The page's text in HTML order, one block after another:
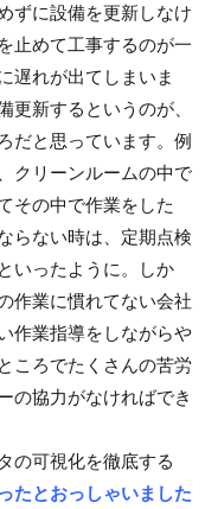
ずに設備を更新しなけ
止めて工事するのが一
遅れが出てしまいま
更新するというのが、
だと思っています。例
クリーンルームの中で
その中で作業をした
らない時は、定期点検
いったように。しか
作業に慣れてない会社
作業指導をしながらや
ころでたくさんの苦労
の協力がなければでき
の可視化を徹底する
たとおっしゃいました